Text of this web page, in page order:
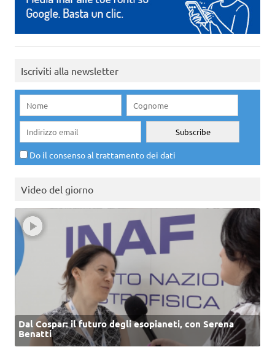
Iscriviti alla newsletter
Do il consenso al trattamento dei dati
Video del giorno
Dal Cospar: il futuro degli esopianeti, con Serena
Benatti